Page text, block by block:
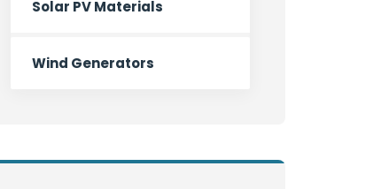
Solar PV Materials
Wind Generators